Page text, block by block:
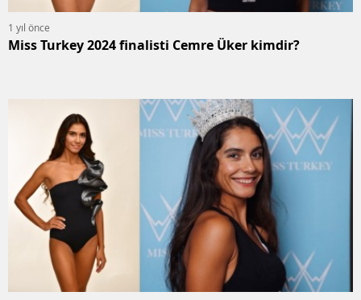
1 yıl önce
Miss Turkey 2024 finalisti Cemre Üker kimdir?